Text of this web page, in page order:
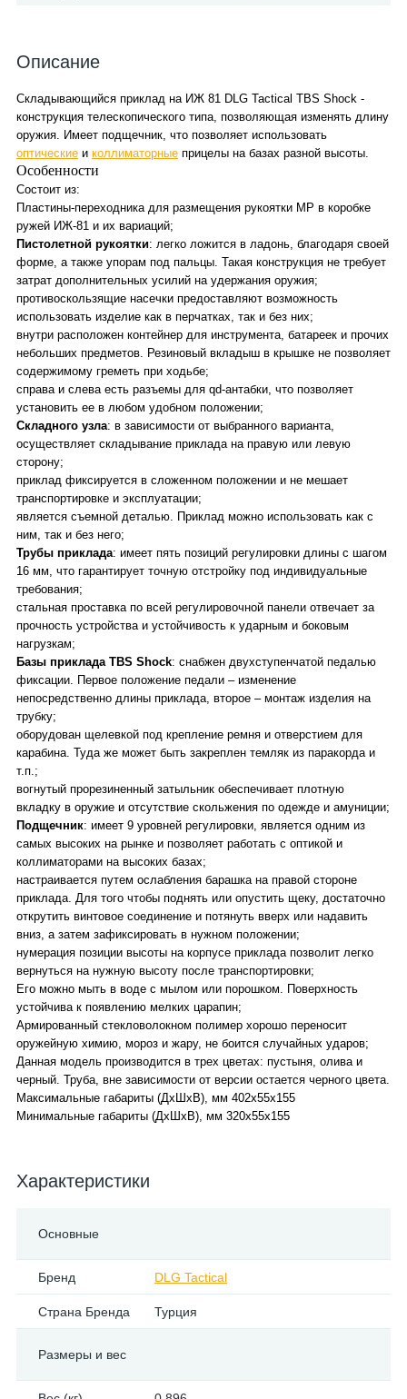
Описание
Складывающийся приклад на ИЖ 81 DLG Tactical TBS Shock -
конструкция телескопического типа, позволяющая изменять длину
оружия. Имеет подщечник, что позволяет использовать
оптические и коллиматорные прицелы на базах разной высоты.
Особенности
Состоит из:
Пластины-переходника для размещения рукоятки МР в коробке
ружей ИЖ-81 и их вариаций;
Пистолетной рукоятки: легко ложится в ладонь, благодаря своей
форме, а также упорам под пальцы. Такая конструкция не требует
затрат дополнительных усилий на удержания оружия;
противоскользящие насечки предоставляют возможность
использовать изделие как в перчатках, так и без них;
внутри расположен контейнер для инструмента, батареек и прочих
небольших предметов. Резиновый вкладыш в крышке не позволяет
содержимому греметь при ходьбе;
справа и слева есть разъемы для qd-антабки, что позволяет
установить ее в любом удобном положении;
Складного узла: в зависимости от выбранного варианта,
осуществляет складывание приклада на правую или левую
сторону;
приклад фиксируется в сложенном положении и не мешает
транспортировке и эксплуатации;
является съемной деталью. Приклад можно использовать как с
ним, так и без него;
Трубы приклада: имеет пять позиций регулировки длины с шагом
16 мм, что гарантирует точную отстройку под индивидуальные
требования;
стальная проставка по всей регулировочной панели отвечает за
прочность устройства и устойчивость к ударным и боковым
нагрузкам;
Базы приклада TBS Shock: снабжен двухступенчатой педалью
фиксации. Первое положение педали – изменение
непосредственно длины приклада, второе – монтаж изделия на
трубку;
оборудован щелевкой под крепление ремня и отверстием для
карабина. Туда же может быть закреплен темляк из паракорда и
т.п.;
вогнутый прорезиненный затыльник обеспечивает плотную
вкладку в оружие и отсутствие скольжения по одежде и амуниции;
Подщечник: имеет 9 уровней регулировки, является одним из
самых высоких на рынке и позволяет работать с оптикой и
коллиматорами на высоких базах;
настраивается путем ослабления барашка на правой стороне
приклада. Для того чтобы поднять или опустить щеку, достаточно
открутить винтовое соединение и потянуть вверх или надавить
вниз, а затем зафиксировать в нужном положении;
нумерация позиции высоты на корпусе приклада позволит легко
вернуться на нужную высоту после транспортировки;
Его можно мыть в воде с мылом или порошком. Поверхность
устойчива к появлению мелких царапин;
Армированный стекловолокном полимер хорошо переносит
оружейную химию, мороз и жару, не боится случайных ударов;
Данная модель производится в трех цветах: пустыня, олива и
черный. Труба, вне зависимости от версии остается черного цвета.
Максимальные габариты (ДхШхВ), мм 402x55x155
Минимальные габариты (ДхШхВ), мм 320x55x155
Характеристики
Основные
Бренд DLG Tactical
Страна Бренда Турция
Размеры и вес